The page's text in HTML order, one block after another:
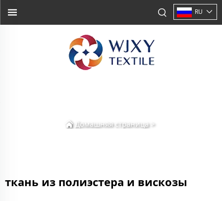
RU
Домашняя страница>
ткань из полиэстера и вискозы